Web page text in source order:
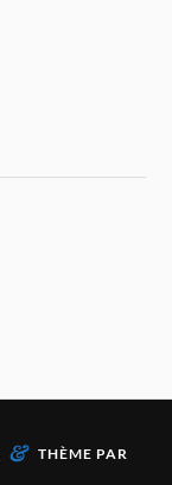
& THÈME PAR